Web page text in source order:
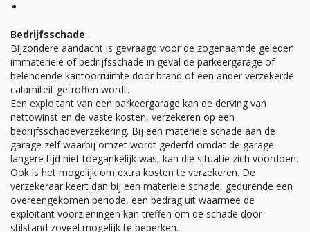
Bedrijfsschade
Bijzondere aandacht is gevraagd voor de zogenaamde geleden
immateriële of bedrijfsschade in geval de parkeergarage of
belendende kantoorruimte door brand of een ander verzekerde
calamiteit getroffen wordt.
Een exploitant van een parkeergarage kan de derving van
nettowinst en de vaste kosten, verzekeren op een
bedrijfsschadeverzekering. Bij een materiële schade aan de
garage zelf waarbij omzet wordt gederfd omdat de garage
langere tijd niet toegankelijk was, kan die situatie zich voordoen.
Ook is het mogelijk om extra kosten te verzekeren. De
verzekeraar keert dan bij een materiële schade, gedurende een
overeengekomen periode, een bedrag uit waarmee de
exploitant voorzieningen kan treffen om de schade door
stilstand zoveel mogelijk te beperken.